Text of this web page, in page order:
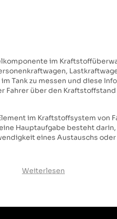
im
Tank zu messen und diese
über den
im Kraftstoffsystem von
Hauptaufgabe besteht
eines Austauschs
Weiterlesen